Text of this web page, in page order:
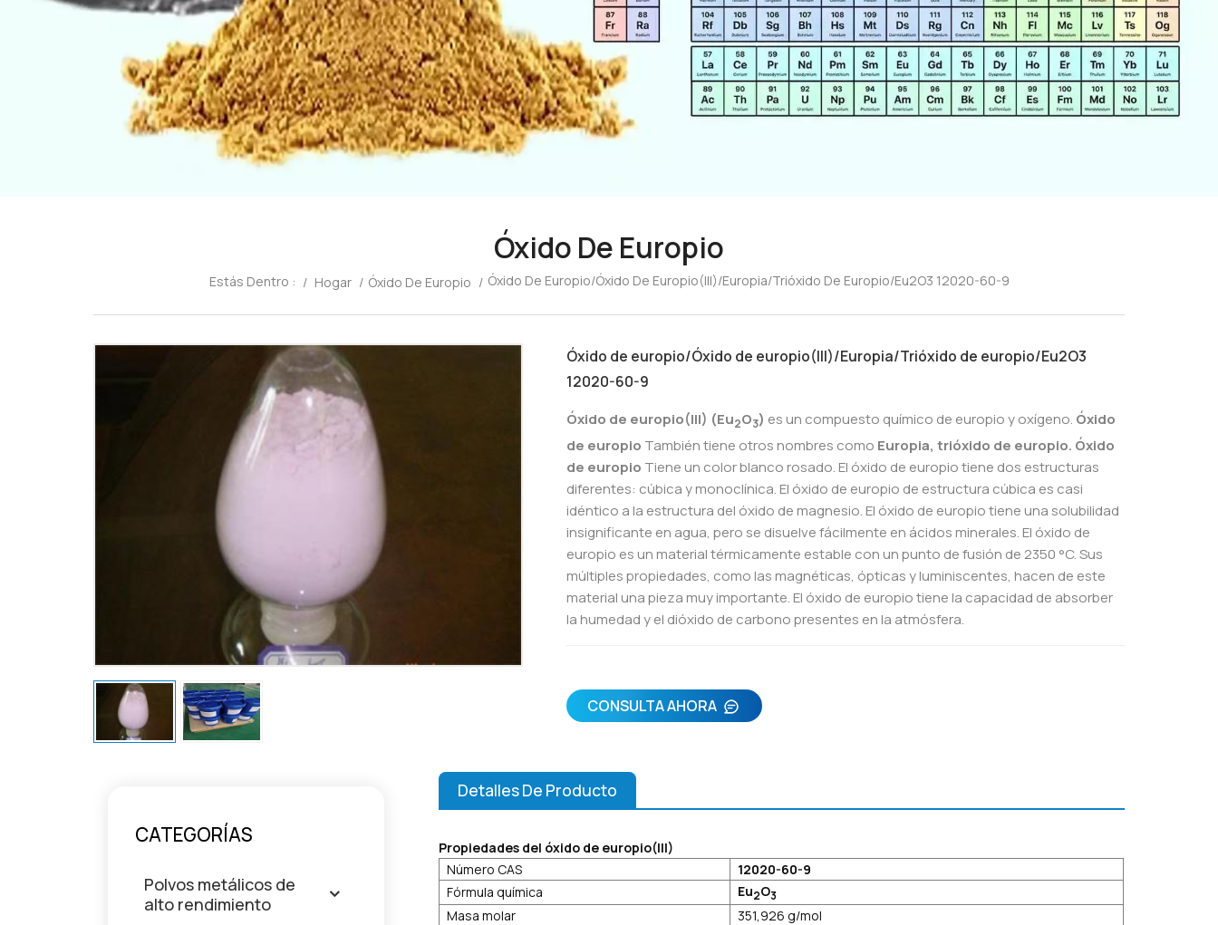
Óxido De Europio
Estás Dentro : / Hogar / Óxido De Europio / Óxido De Europio/Óxido De Europio(III)/Europia/Trióxido De Europio/Eu2O3 12020-60-9
Óxido de europio/Óxido de europio(III)/Europia/Trióxido de europio/Eu2O3
12020-60-9
Óxido de europio(III) (Eu2O3) es un compuesto químico de europio y oxígeno. Óxido
de europio También tiene otros nombres como Europia, trióxido de europio. Óxido
de europio Tiene un color blanco rosado. El óxido de europio tiene dos estructuras
diferentes: cúbica y monoclínica. El óxido de europio de estructura cúbica es casi
idéntico a la estructura del óxido de magnesio. El óxido de europio tiene una solubilidad
insignificante en agua, pero se disuelve fácilmente en ácidos minerales. El óxido de
europio es un material térmicamente estable con un punto de fusión de 2350 °C. Sus
múltiples propiedades, como las magnéticas, ópticas y luminiscentes, hacen de este
material una pieza muy importante. El óxido de europio tiene la capacidad de absorber
la humedad y el dióxido de carbono presentes en la atmósfera.
CONSULTA AHORA
Detalles De Producto
Propiedades del óxido de europio(III)
Número CAS
12020-60-9
Fórmula química
Eu2O3
Masa molar
351,926 g/mol
CATEGORÍAS
Polvos metálicos de
alto rendimiento